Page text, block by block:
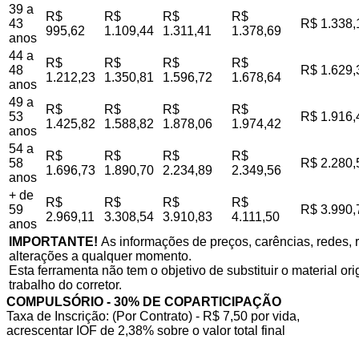
39 a
43
anos
R$
995,62
R$
1.109,44
R$
1.311,41
R$
1.378,69
R$
44 a
48
anos
R$
1.212,23
R$
1.350,81
R$
1.596,72
R$
1.678,64
R$
49 a
53
anos
R$
1.425,82
R$
1.588,82
R$
1.878,06
R$
1.974,42
R$
54 a
58
anos
R$
1.696,73
R$
1.890,70
R$
2.234,89
R$
2.349,56
R$
+ de
59
anos
R$
2.969,11
R$
3.308,54
R$
3.910,83
R$
4.111,50
R$
IMPORTANTE! As informações de preços, carências,
alterações a qualquer momento.
Esta ferramenta não tem o objetivo de substituir o material
trabalho do corretor.
COMPULSÓRIO - 30% DE COPARTICIPAÇÃO
Taxa de Inscrição: (Por Contrato) - R$ 7,50 por vida,
acrescentar IOF de 2,38% sobre o valor total final